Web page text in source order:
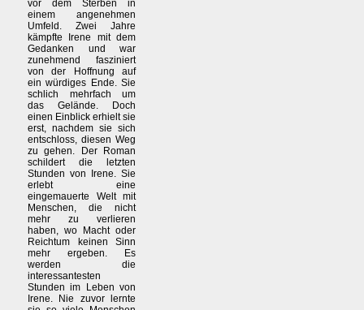
vor dem Sterben in
einem angenehmen
Umfeld. Zwei Jahre
kämpfte Irene mit dem
Gedanken und war
zunehmend fasziniert
von der Hoffnung auf
ein würdiges Ende. Sie
schlich mehrfach um
das Gelände. Doch
einen Einblick erhielt sie
erst, nachdem sie sich
entschloss, diesen Weg
zu gehen. Der Roman
schildert die letzten
Stunden von Irene. Sie
erlebt eine
eingemauerte Welt mit
Menschen, die nicht
mehr zu verlieren
haben, wo Macht oder
Reichtum keinen Sinn
mehr ergeben. Es
werden die
interessantesten
Stunden im Leben von
Irene. Nie zuvor lernte